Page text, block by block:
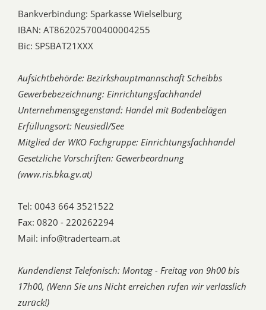
Bankverbindung: Sparkasse Wielselburg
IBAN: AT862025700400004255
Bic: SPSBAT21XXX
Aufsichtbehörde: Bezirkshauptmannschaft Scheibbs
Gewerbebezeichnung: Einrichtungsfachhandel
Unternehmensgegenstand: Handel mit Bodenbelägen
Erfüllungsort: Neusiedl/See
Mitglied der WKO Fachgruppe: Einrichtungsfachhandel
Gesetzliche Vorschriften: Gewerbeordnung
(www.ris.bka.gv.at)
Tel: 0043 664 3521522
Fax: 0820 - 220262294
Mail: info@traderteam.at
Kundendienst Telefonisch: Montag - Freitag von 9h00 bis
17h00, (Wenn Sie uns Nicht erreichen rufen wir verlässlich
zurück!)